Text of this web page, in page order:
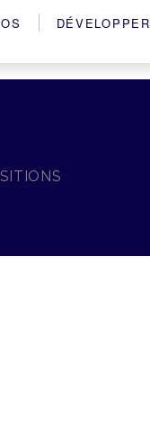
DÉVELOPPER